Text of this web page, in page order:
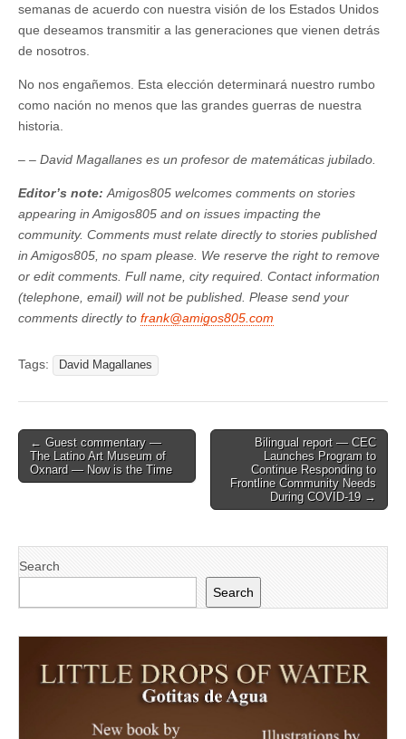
semanas de acuerdo con nuestra visión de los Estados Unidos
que deseamos transmitir a las generaciones que vienen detrás
de nosotros.
No nos engañemos. Esta elección determinará nuestro rumbo
como nación no menos que las grandes guerras de nuestra
historia.
– – David Magallanes es un profesor de matemáticas jubilado.
Editor’s note: Amigos805 welcomes comments on stories
appearing in Amigos805 and on issues impacting the
community. Comments must relate directly to stories published
in Amigos805, no spam please. We reserve the right to remove
or edit comments. Full name, city required. Contact information
(telephone, email) will not be published. Please send your
comments directly to frank@amigos805.com
Tags: David Magallanes
Post
navigation
← Guest commentary —
The Latino Art Museum of
Oxnard — Now is the Time
Bilingual report — CEC
Launches Program to
Continue Responding to
Frontline Community Needs
During COVID-19 →
Search
Search